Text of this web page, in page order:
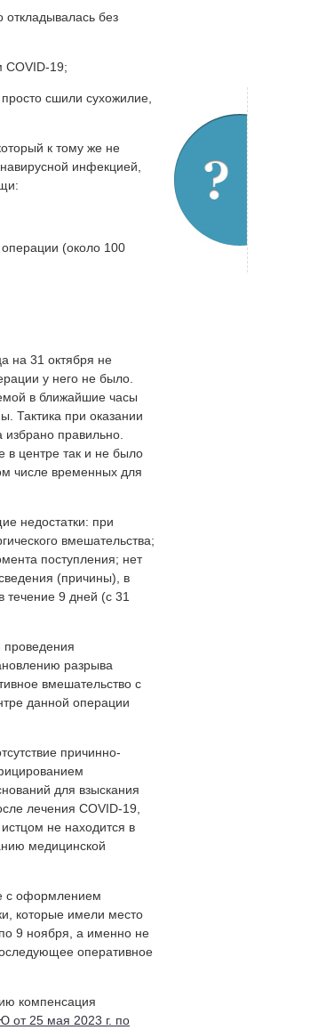
без
COVID-19;
сшили сухожилие,
к тому же не
инфекцией,
(около 100
на 31 октября не
у него не было.
в ближайшие часы
Тактика при оказании
правильно.
в центре так и не было
числе временных для
недостатки: при
вмешательства;
поступления; нет
(причины), в
течение 9 дней (с 31
проведения
разрыва
вмешательство с
данной операции
причинно-
для взыскания
лечения COVID-19,
не находится в
медицинской
с оформлением
которые имели место
9 ноября, а именно не
оперативное
компенсация
от 25 мая 2023 г. по